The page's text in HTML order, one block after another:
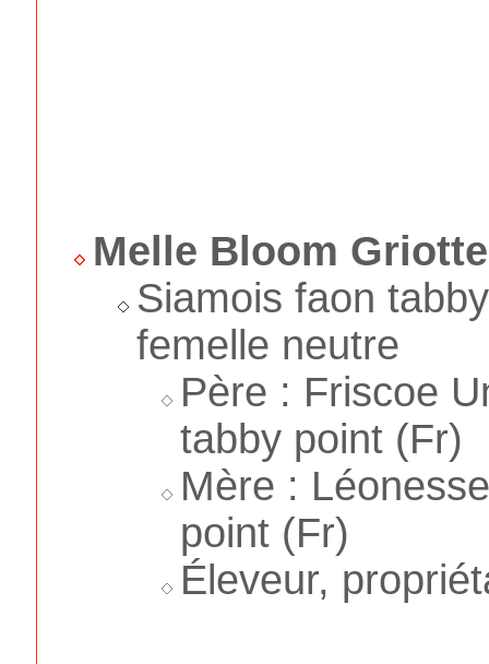
Melle Bloom Griotte
Siamois faon
femelle neutre
Père : Friscoe
tabby point (Fr)
Mère :
point (Fr)
Éleveur,